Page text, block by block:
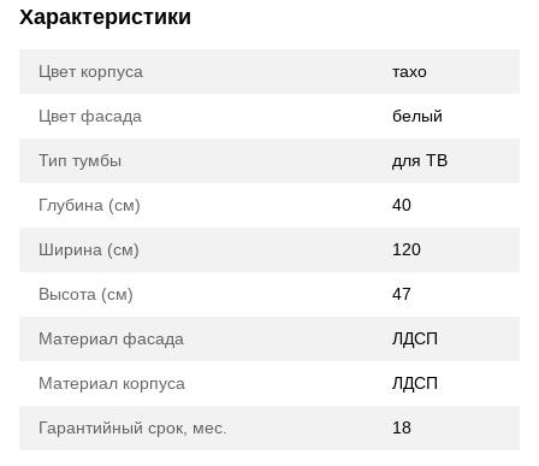
Характеристики
Цвет корпуса тахо
Цвет фасада белый
Тип тумбы для ТВ
Глубина (см) 40
Ширина (см) 120
Высота (см) 47
Материал фасада ЛДСП
Материал корпуса ЛДСП
Гарантийный срок, мес. 18